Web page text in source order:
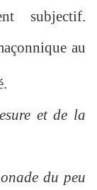
subjectif.
au
et de la
du peu